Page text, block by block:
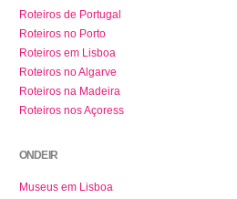
Roteiros de Portugal
Roteiros no Porto
Roteiros em Lisboa
Roteiros no Algarve
Roteiros na Madeira
Roteiros nos Açoress
ONDE IR
Museus em Lisboa